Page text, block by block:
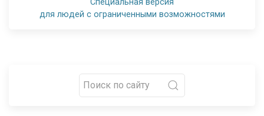
для людей с ограниченными возможностями